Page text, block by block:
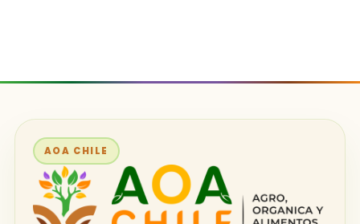
AOA CHILE